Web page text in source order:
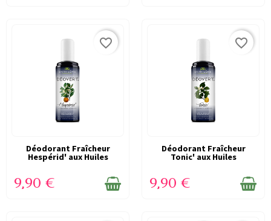
EN STOCK
favorite_border
Déodorant Fraîcheur
Hespérid' aux Huiles
essentielles...
9,90 €
EN STOCK
favorite_border
Déodorant Fraîcheur
Tonic' aux Huiles
9,90 €